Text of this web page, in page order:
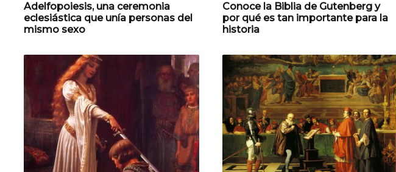
Adelfopoiesis, una ceremonia
eclesiástica que unía personas del
mismo sexo
Conoce la Biblia de Gutenberg y
por qué es tan importante para la
historia